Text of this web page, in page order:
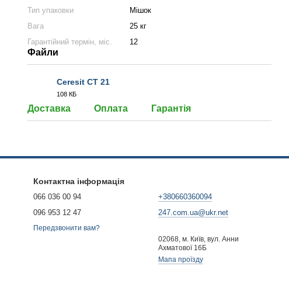
Тип упаковки
Мішок
Вага
25 кг
Гарантійний термін, міс.
12
Файли
Ceresit CT 21
108 КБ
Доставка Оплата Гарантія
Контактна інформація
066 036 00 94
096 953 12 47
Передзвонити вам?
+380660360094
247.com.ua@ukr.net
02068, м. Київ, вул. Анни
Ахматової 16Б
Мапа проїзду